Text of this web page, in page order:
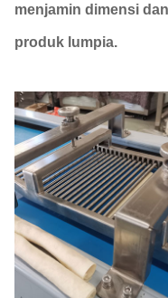
menjamin dimensi
produk lumpia.